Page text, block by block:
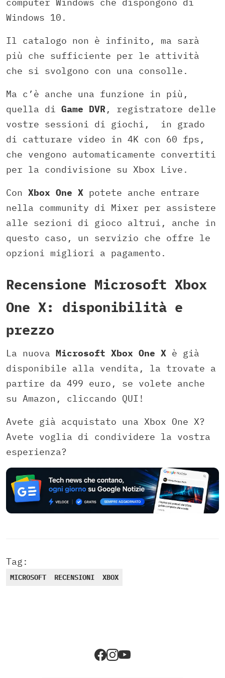
Windows 10.
Il catalogo non è infinito, ma sarà
più che sufficiente per le attività
che si svolgono con una consolle.
Ma c’è anche una funzione in più,
quella di Game DVR, registratore delle
vostre sessioni di giochi, in grado
di catturare video in 4K con 60 fps,
che vengono automaticamente convertiti
per la condivisione su Xbox Live.
Con Xbox One X potete anche entrare
nella community di Mixer per assistere
alle sezioni di gioco altrui, anche in
questo caso, un servizio che offre le
opzioni migliori a pagamento.
Recensione Microsoft Xbox
One X: disponibilità e
prezzo
La nuova Microsoft Xbox One X è già
disponibile alla vendita, la trovate a
partire da 499 euro, se volete anche
su Amazon, cliccando QUI!
Avete già acquistato una Xbox One X?
Avete voglia di condividere la vostra
esperienza?
Tag:
MICROSOFT RECENSIONI XBOX